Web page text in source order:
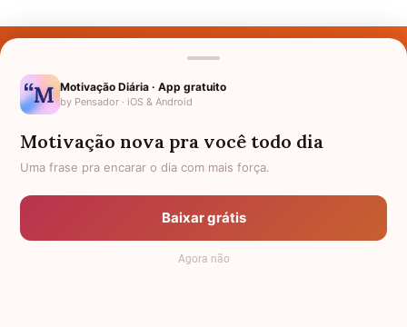
Nomes pelo Mundo
Política de Privacidade
Anuncie
Termos de Uso
Motivação Diária · App gratuito
by Pensador · iOS & Android
Motivação nova pra você todo dia
Uma frase pra encarar o dia com mais força.
Baixar grátis
Agora não